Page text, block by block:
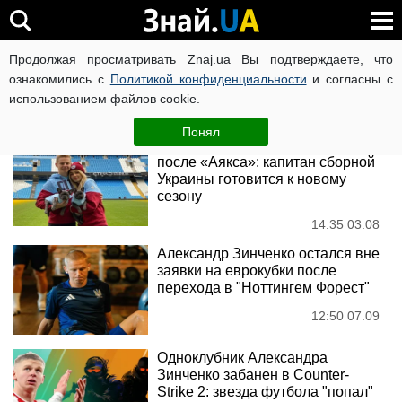
Продолжая просматривать Znaj.ua Вы подтверждаете, что
ознакомились с Политикой конфиденциальности и согласны с
использованием файлов cookie.
Понял
Александр Зинченко
Зинченко — свободный агент
после «Аякса»: капитан сборной
Украины готовится к новому
сезону
14:35 03.08
Александр Зинченко остался вне
заявки на еврокубки после
перехода в "Ноттингем Форест"
12:50 07.09
Одноклубник Александра
Зинченко забанен в Counter-
Strike 2: звезда футбола "попал"